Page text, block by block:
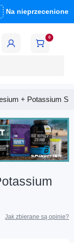
Na nieprzecenione
0
+ Potassium
Jak zbierane są opinie?